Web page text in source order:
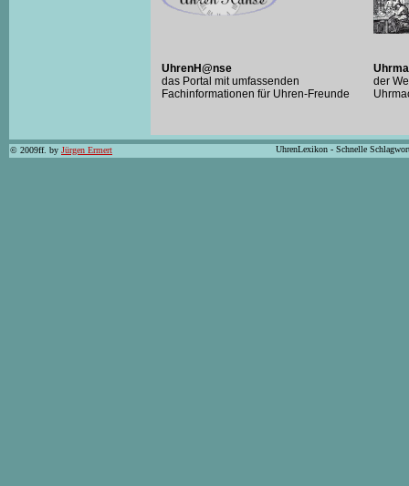
UhrenH@nse
das Portal mit umfassenden
Fachinformationen für Uhren-Freunde
der
© 2009ff. by Jürgen Ermert UhrenLexikon - Schnelle